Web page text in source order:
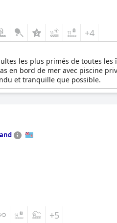
+4
les plus primés de toutes
en bord de mer avec piscine
et tranquille que possible.
+5